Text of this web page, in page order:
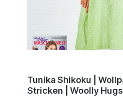
Tunika Shikoku | Wollpaket mit Lace |
Stricken | Woolly Hugs